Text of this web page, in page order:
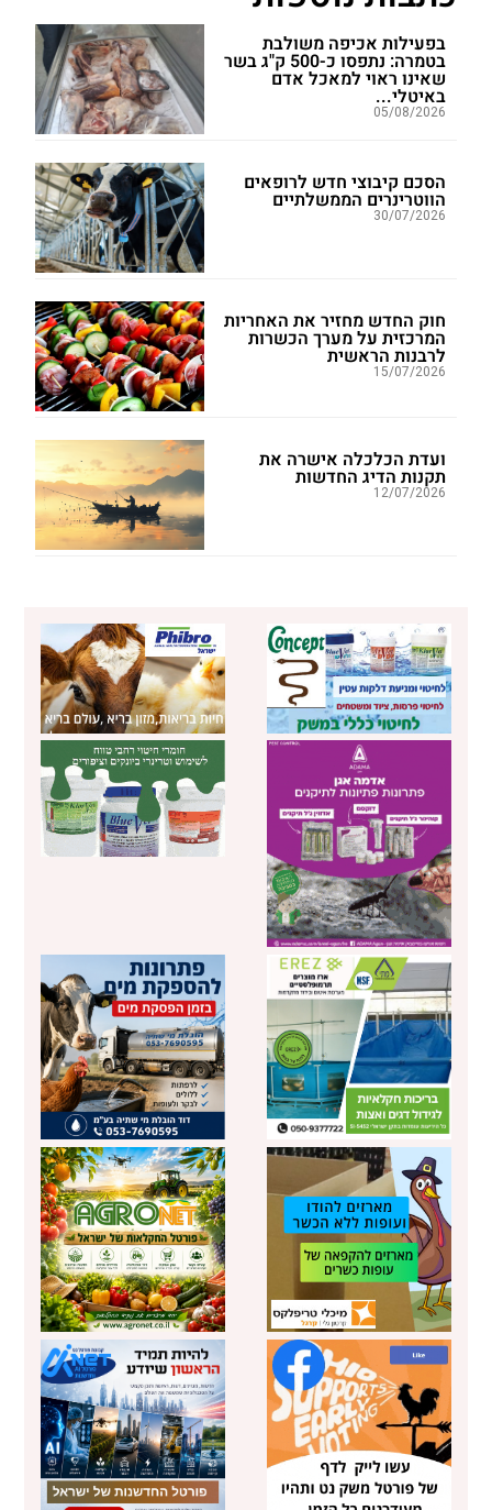
בפעילות אכיפה משולבת
בטמרה: נתפסו כ-500 ק"ג בשר
שאינו ראוי למאכל אדם
באיטלי...
05/08/2026
הסכם קיבוצי חדש לרופאים
הווטרינרים הממשלתיים
30/07/2026
חוק החדש מחזיר את האחריות
המרכזית על מערך הכשרות
לרבנות הראשית
15/07/2026
ועדת הכלכלה אישרה את
תקנות הדיג החדשות
12/07/2026